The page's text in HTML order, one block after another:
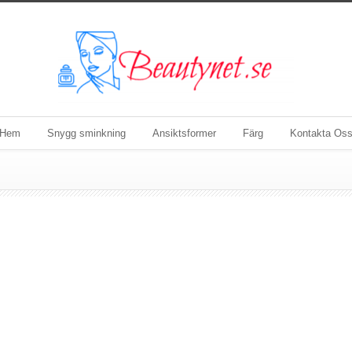
Hem Snygg sminkning Ansiktsformer Färg Kontakta Oss